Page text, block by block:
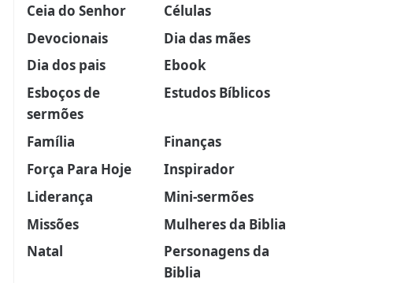
Ceia do Senhor
Células
Devocionais
Dia das mães
Dia dos pais
Ebook
Esboços de
sermões
Estudos Bíblicos
Família
Finanças
Força Para Hoje
Inspirador
Liderança
Mini-sermões
Missões
Mulheres da Biblia
Natal
Personagens da
Biblia